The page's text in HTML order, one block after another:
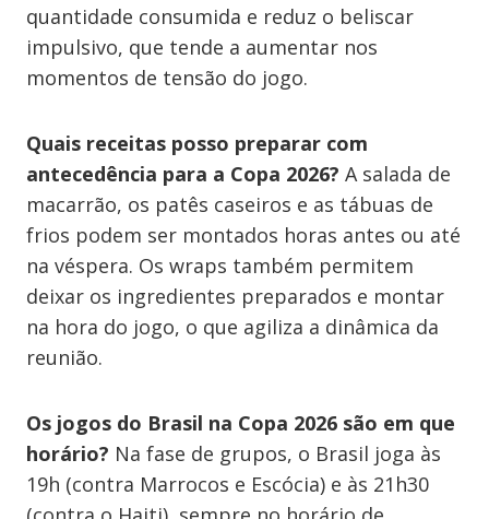
quantidade consumida e reduz o beliscar
impulsivo, que tende a aumentar nos
momentos de tensão do jogo.
Quais receitas posso preparar com
antecedência para a Copa 2026? A salada de
macarrão, os patês caseiros e as tábuas de
frios podem ser montados horas antes ou até
na véspera. Os wraps também permitem
deixar os ingredientes preparados e montar
na hora do jogo, o que agiliza a dinâmica da
reunião.
Os jogos do Brasil na Copa 2026 são em que
horário? Na fase de grupos, o Brasil joga às
19h (contra Marrocos e Escócia) e às 21h30